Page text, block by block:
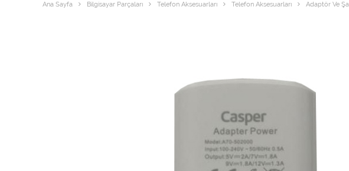
Ana Sayfa Bilgisayar Parçaları Telefon Aksesuarları Telefon Aksesuarları Adaptör Ve